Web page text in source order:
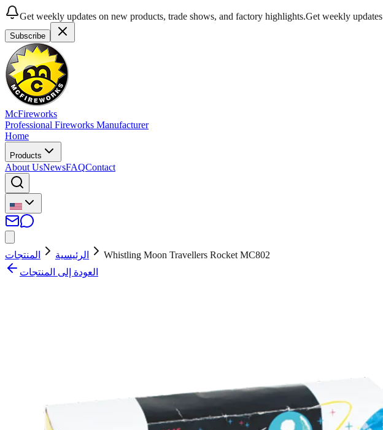
Get weekly updates on new products, trade shows, and factory highlights.Get weekly updates
Subscribe
McFireworks
Professional Fireworks Manufacturer
Home
Products
About UsNewsFAQContact
الرئيسية المنتجات
Whistling Moon Travellers Rocket MC802
العودة إلى المنتجات